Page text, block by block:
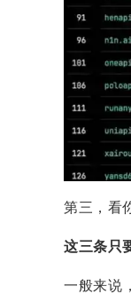
第三，看
这三条只
一般来说